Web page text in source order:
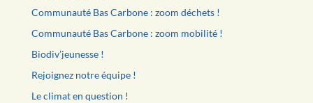
Communauté Bas Carbone : zoom déchets !
Communauté Bas Carbone : zoom mobilité !
Biodiv’jeunesse !
Rejoignez notre équipe !
Le climat en question !